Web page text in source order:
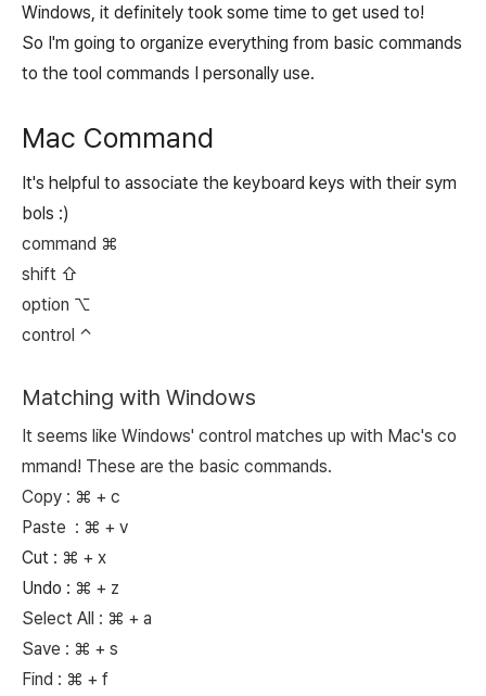
Windows, it definitely took some time to get used to!
So I'm going to organize everything from basic commands
to the tool commands I personally use.
Mac Command
It's helpful to associate the keyboard keys with their sym
bols :)
command ⌘
shift ⇧
option ⌥
control ⌃
Matching with Windows
It seems like Windows' control matches up with Mac's co
mmand! These are the basic commands.
Copy : ⌘ + c
Paste : ⌘ + v
Cut : ⌘ + x
Undo : ⌘ + z
Select All : ⌘ + a
Save : ⌘ + s
Find : ⌘ + f